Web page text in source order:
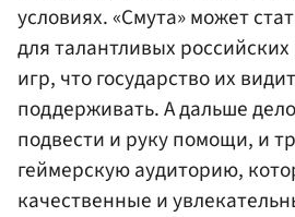
условиях. «Смута» может
для талантливых
игр, что государство их
поддерживать. А дальше
подвести и руку помощи, и
геймерскую аудиторию,
качественные и